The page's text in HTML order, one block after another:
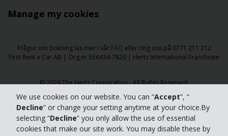
We use cookies on our website. You can “Accept”, “
Decline” or change your setting anytime at your choice.By
selecting “Decline” you only allow the use of essential
cookies that make our site work. You may disable these by
Manage my cookies
Frågor om bokning läs mer i vår FAQ eller ring oss på 0771 211 212
First Rent a Car AB | Org.nr 556434-7820 | Hertz International Franchisee
​​© 2026 The Hertz Corporation - All Rights Reserved.
Användarvillkor|Integritetspolicy|Tillgänglighet|
Hantera cookies